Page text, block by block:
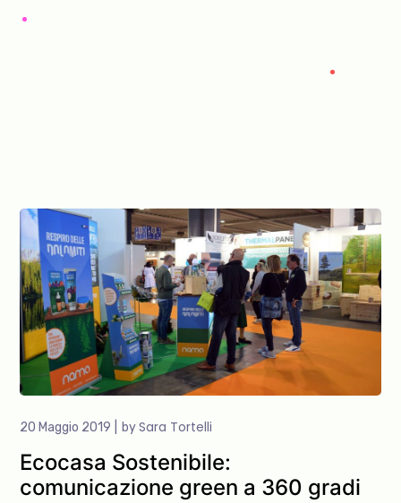
20 Maggio 2019 bySara Tortelli
Ecocasa Sostenibile:
comunicazione green a 360 gradi